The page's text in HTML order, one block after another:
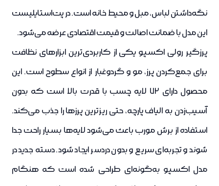
نگه‌داشتن لباس، مبل و محیط خانه است. در پت‌استایلیست
این مدل با ضمانت اصالت و قیمت اقتصادی عرضه می‌شود.
پرزگیر رولی اکسپو یکی از کاربردی‌ترین ابزارهای نظافت
برای جمع‌کردن پرز، مو و گردوغبار از انواع سطوح است. این
محصول دارای 72 لایه چسب با قدرت بالا است که بدون
آسیب‌زدن به الیاف پارچه، حتی ریزترین پرزها را جذب می‌کند.
استفاده از برش مورب باعث می‌شود لایه‌ها بسیار راحت جدا
شوند و تجربه‌ای سریع و بدون دردسر ایجاد شود. دسته‌ جدید در
مدل اکسپو به‌گونه‌ای طراحی شده است که هنگام